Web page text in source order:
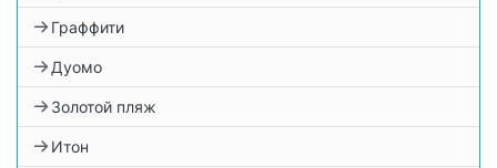
Граффити
Дуомо
Золотой пляж
Итон